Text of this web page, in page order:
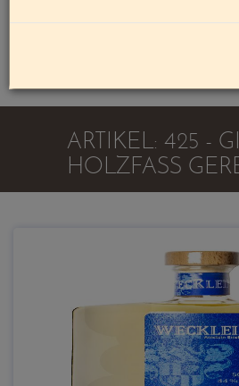
ARTIKEL: 425 -
HOLZFASS